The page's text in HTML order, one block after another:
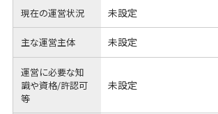
現在の運営状況 未設定
主な運営主体 未設定
運営に必要な知
識や資格/許認可
等
未設定